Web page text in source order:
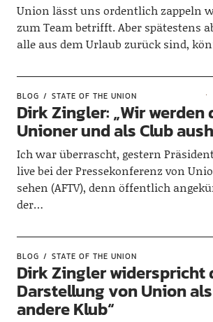
Union lässt uns ordentlich zappeln
zum Team betrifft. Aber spätestens
alle aus dem Urlaub zurück sind,
BLOG STATE OF THE UNION
Dirk Zingler: „Wir werden
Unioner und als Club
Ich war überrascht, gestern
live bei der Pressekonferenz von
sehen (AFTV), denn öffentlich
der…
BLOG STATE OF THE UNION
Dirk Zingler widerspricht
Darstellung von Union
andere Klub“